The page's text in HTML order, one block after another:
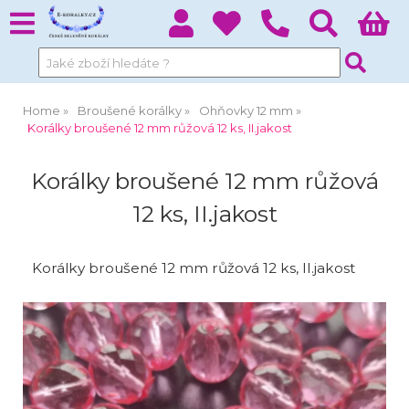
Home Broušené korálky
Ohňovky 12 mm
Korálky broušené 12 mm růžová 12 ks, II.jakost
Korálky broušené 12 mm růžová
12 ks, II.jakost
Korálky broušené 12 mm růžová 12 ks, II.jakost